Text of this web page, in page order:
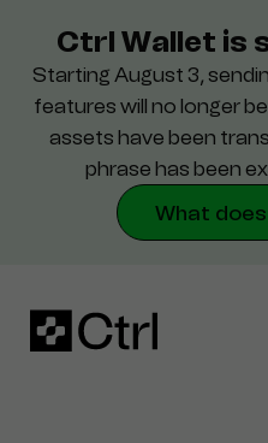
Ctrl Wallet is
Starting August 3,
features will no longer
assets have been
phrase has been
What